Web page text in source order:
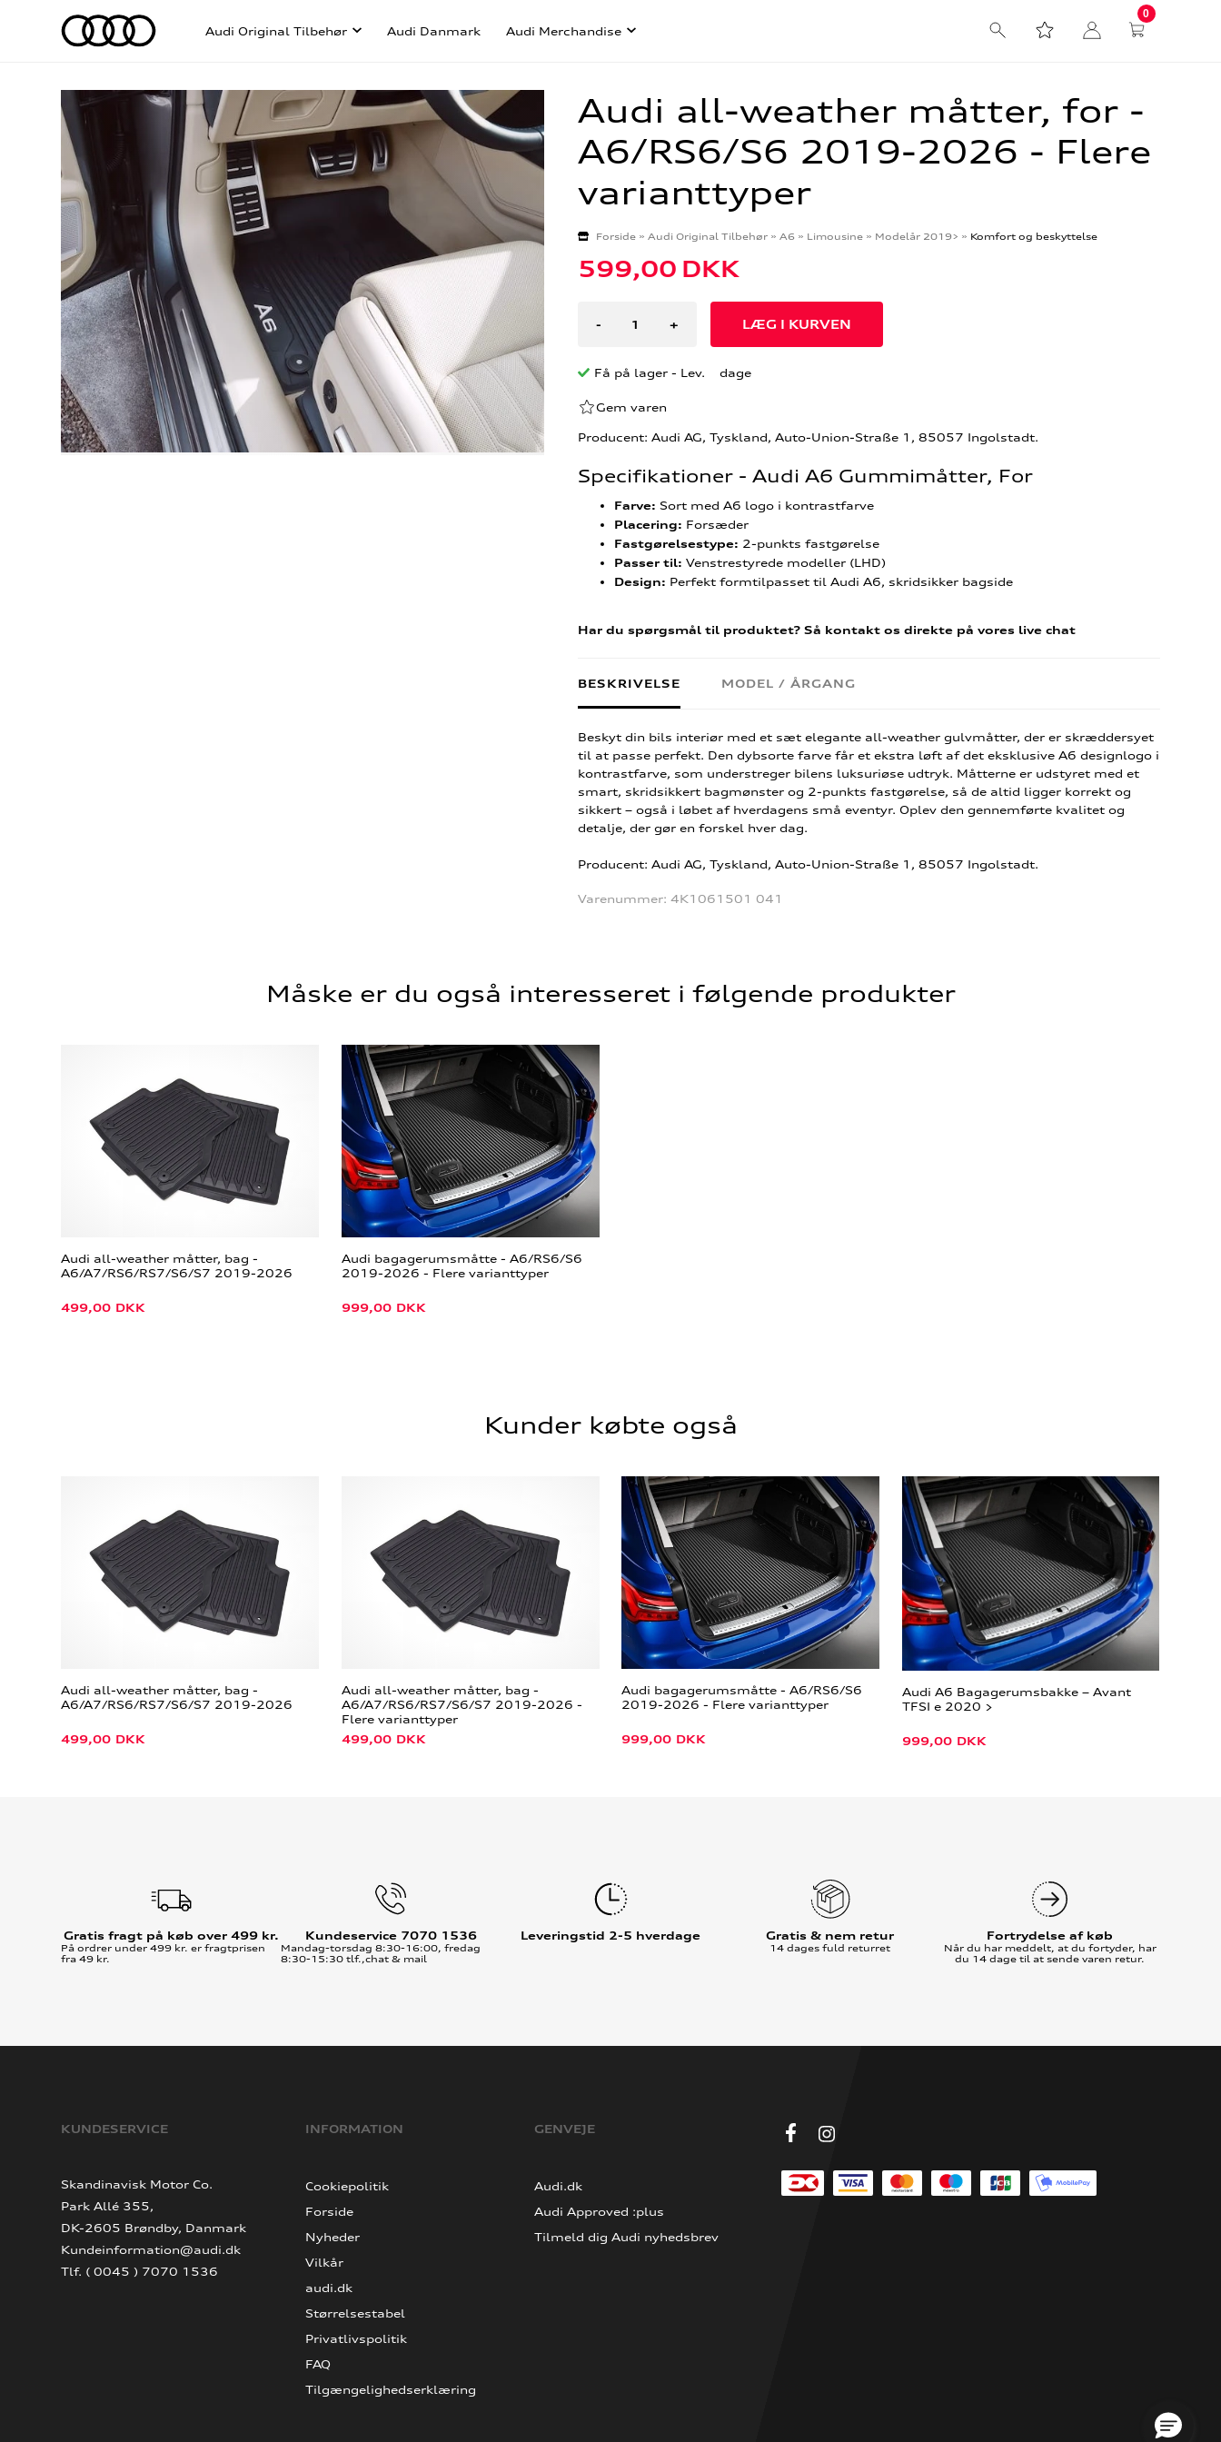
Audi Original Tilbehør Audi Danmark Audi Merchandise
0
Audi all-weather måtter, for -
A6/RS6/S6 2019-2026 - Flere
varianttyper
Forside» Audi Original Tilbehør» A6 » Limousine» Modelår 2019> » Komfort og beskyttelse
599,00 DKK
- +
Få på lager - Lev. dage
Gem varen
Producent: Audi AG, Tyskland, Auto-Union-Straße 1, 85057 Ingolstadt.
Specifikationer - Audi A6 Gummimåtter, For
Farve: Sort med A6 logo i kontrastfarve
Placering: Forsæder
Fastgørelsestype: 2-punkts fastgørelse
Passer til: Venstrestyrede modeller (LHD)
Design: Perfekt formtilpasset til Audi A6, skridsikker bagside
Har du spørgsmål til produktet? Så kontakt os direkte på vores live chat
BESKRIVELSE MODEL / ÅRGANG
Beskyt din bils interiør med et sæt elegante all-weather gulvmåtter, der er skræddersyet
til at passe perfekt. Den dybsorte farve får et ekstra løft af det eksklusive A6 designlogo i
kontrastfarve, som understreger bilens luksuriøse udtryk. Måtterne er udstyret med et
smart, skridsikkert bagmønster og 2-punkts fastgørelse, så de altid ligger korrekt og
sikkert – også i løbet af hverdagens små eventyr. Oplev den gennemførte kvalitet og
detalje, der gør en forskel hver dag.
Producent: Audi AG, Tyskland, Auto-Union-Straße 1, 85057 Ingolstadt.
Varenummer: 4K1061501 041
Måske er du også interesseret i følgende produkter
Audi all-weather måtter, bag -
A6/A7/RS6/RS7/S6/S7 2019-2026
499,00 DKK
Audi bagagerumsmåtte - A6/RS6/S6
2019-2026 - Flere varianttyper
999,00 DKK
Kunder købte også
Audi all-weather måtter, bag -
A6/A7/RS6/RS7/S6/S7 2019-2026
499,00 DKK
Audi all-weather måtter, bag -
A6/A7/RS6/RS7/S6/S7 2019-2026 -
Flere varianttyper
499,00 DKK
Audi bagagerumsmåtte - A6/RS6/S6
2019-2026 - Flere varianttyper
999,00 DKK
Audi A6 Bagagerumsbakke – Avant
TFSI e 2020 >
999,00 DKK
Gratis fragt på køb over 499 kr.
På ordrer under 499 kr. er fragtprisen
fra 49 kr.
Kundeservice 7070 1536
Mandag-torsdag 8:30-16:00, fredag
8:30-15:30 tlf.,chat & mail
Leveringstid 2-5 hverdage Gratis & nem retur
14 dages fuld returret
Fortrydelse af køb
Når du har meddelt, at du fortyder, har
du 14 dage til at sende varen retur.
KUNDESERVICE
Skandinavisk Motor Co.
Park Allé 355,
DK-2605 Brøndby, Danmark
Kundeinformation@audi.dk
Tlf. ( 0045 ) 7070 1536
INFORMATION
Cookiepolitik
Forside
Nyheder
Vilkår
audi.dk
Størrelsestabel
Privatlivspolitik
FAQ
Tilgængelighedserklæring
GENVEJE
Audi.dk
Audi Approved :plus
Tilmeld dig Audi nyhedsbrev